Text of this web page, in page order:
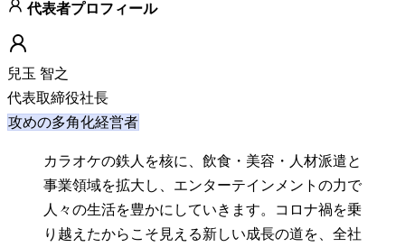
代表者プロフィール
兒玉 智之
代表取締役社長
攻めの多角化経営者
カラオケの鉄人を核に、飲食・美容・人材派遣と
事業領域を拡大し、エンターテインメントの力で
人々の生活を豊かにしていきます。コロナ禍を乗
り越えたからこそ見える新しい成長の道を、全社